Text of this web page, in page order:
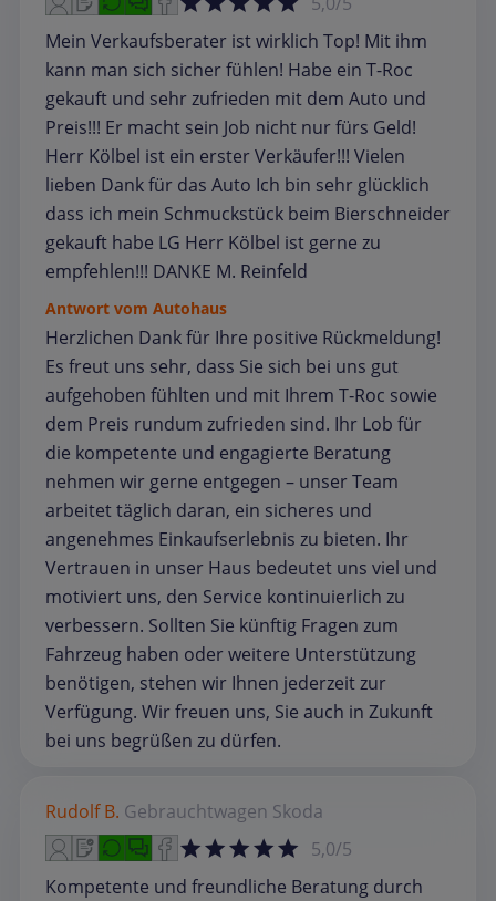
Mein Verkaufsberater ist wirklich Top! Mit ihm
kann man sich sicher fühlen! Habe ein T-Roc
gekauft und sehr zufrieden mit dem Auto und
Preis!!! Er macht sein Job nicht nur fürs Geld!
Herr Kölbel ist ein erster Verkäufer!!! Vielen
lieben Dank für das Auto Ich bin sehr glücklich
dass ich mein Schmuckstück beim Bierschneider
gekauft habe LG Herr Kölbel ist gerne zu
empfehlen!!! DANKE M. Reinfeld
Antwort vom Autohaus
Herzlichen Dank für Ihre positive Rückmeldung!
Es freut uns sehr, dass Sie sich bei uns gut
aufgehoben fühlten und mit Ihrem T‑Roc sowie
dem Preis rundum zufrieden sind. Ihr Lob für
die kompetente und engagierte Beratung
nehmen wir gerne entgegen – unser Team
arbeitet täglich daran, ein sicheres und
angenehmes Einkaufserlebnis zu bieten. Ihr
Vertrauen in unser Haus bedeutet uns viel und
motiviert uns, den Service kontinuierlich zu
verbessern. Sollten Sie künftig Fragen zum
Fahrzeug haben oder weitere Unterstützung
benötigen, stehen wir Ihnen jederzeit zur
Verfügung. Wir freuen uns, Sie auch in Zukunft
bei uns begrüßen zu dürfen.
Rudolf B. Gebrauchtwagen Skoda
5,0/5
Kompetente und freundliche Beratung durch